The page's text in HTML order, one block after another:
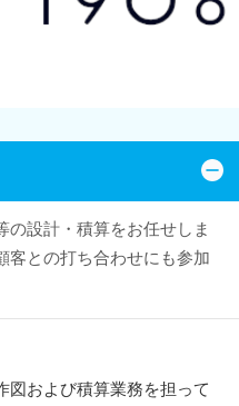
の設計・積算をお任せしま
客との打ち合わせにも参加
図および積算業務を担って